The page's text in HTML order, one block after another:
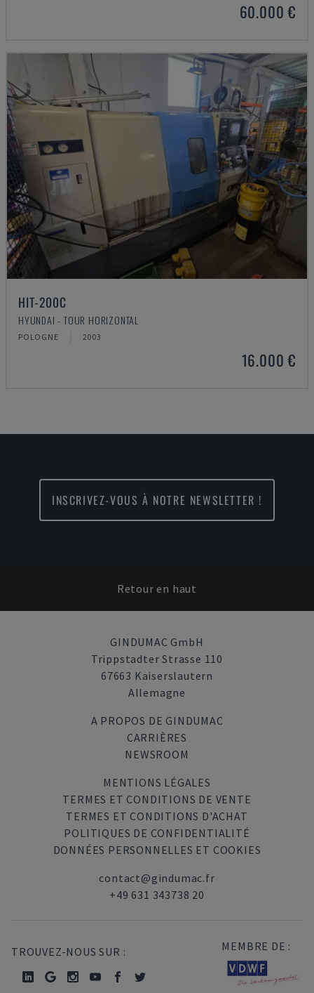
60.000 €
HIT-200C
HYUNDAI - TOUR HORIZONTAL
POLOGNE 2003
16.000 €
INSCRIVEZ-VOUS À NOTRE NEWSLETTER !
Retour en haut
GINDUMAC GmbH
Trippstadter Strasse 110
67663 Kaiserslautern
Allemagne
A PROPOS DE GINDUMAC
CARRIÈRES
NEWSROOM
MENTIONS LÉGALES
TERMES ET CONDITIONS DE VENTE
TERMES ET CONDITIONS D'ACHAT
POLITIQUES DE CONFIDENTIALITÉ
DONNÉES PERSONNELLES ET COOKIES
contact@gindumac.fr
+49 631 343738 20
TROUVEZ-NOUS SUR : MEMBRE DE :